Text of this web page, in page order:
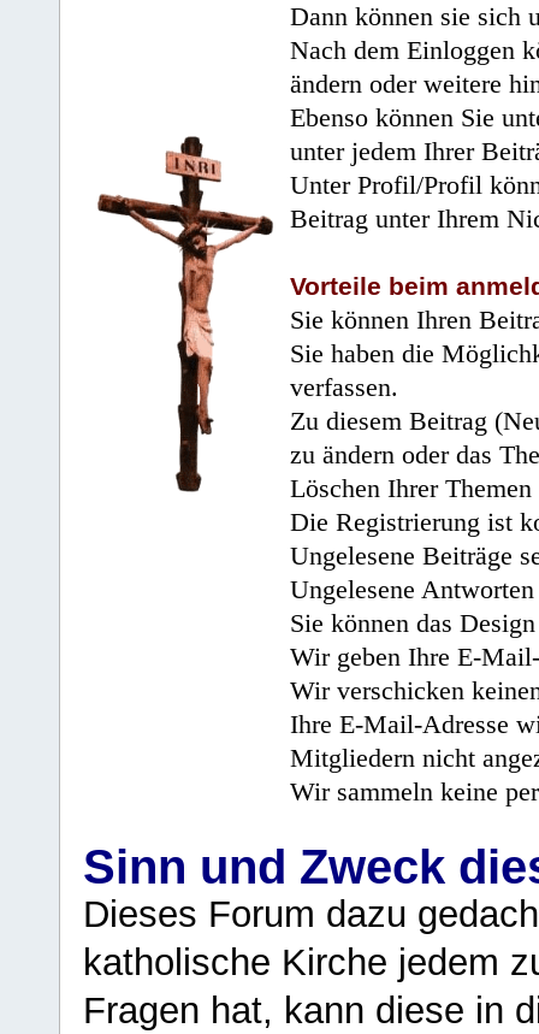
Dann können sie sich
Nach dem Einloggen
ändern oder weitere
Ebenso können Sie
unter jedem Ihrer
Unter Profil/Profil
Beitrag unter Ihrem
Vorteile beim
Sie können Ihren
Sie haben die
verfassen.
Zu diesem Beitrag
zu ändern oder das
Löschen Ihrer
Die Registrierung ist
Ungelesene Beiträge
Ungelesene
Sie können das
Wir geben Ihre E-
Wir verschicken
Ihre E-Mail-Adresse
Mitgliedern nicht
Wir sammeln keine
Sinn und Zweck
Dieses Forum dazu
katholische Kirche jedem
Fragen hat, kann diese in